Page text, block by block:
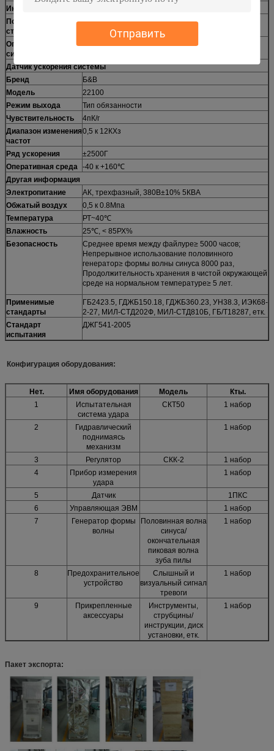
Отправить
Интерфейс связи
Поддерживающий
стандарт
ИСО, УН38.3, МИЛ-СТД-810, определяемое
пользователем
Операционная
система
Виндовс 10
Датчик ускорения системы
Бренд
Б&В
Модель
22100
Режим выхода
Тип обязанности
Чувствительность
4пК/г
Диапазон изменения
частот
0,5 к 12КХз
Ряд ускорения
±2500Г
Оперативная среда -40 к +160℃
Другая информация
Электропитание
АК, трехфазный, 380В±10% 5КВА
Обжатый воздух
0,5 к 0.8Мпа
Температура
РТ~40℃
Влажность
25℃, < 85РХ%
Безопасность
Среднее время между файлуре≥ 5000 часов;
Непрерывное использование половинного
генератор≥ формы волны синуса 8000 раз,
Продолжительность хранения в чистой окружающей
среде на нормальном температуре≥ 5 лет.
Применимые
стандарты
ГБ2423.5, ГДЖБ150.18, ГДЖБ360.23, УН38.3, ИЭК68-
2-27, МИЛ-СТД202Ф, МИЛ-СТД810Б, ГБ/Т18287, етк.
Стандарт
испытания
ДЖГ541-2005
Конфигурация оборудования:
Нет. Имя оборудования Модель
Кты.
1
Испытательная
система удара
СКТ50 1 набор
2
Гидравлический
поднимаясь
механизм
1 набор
3 Регулятор СКК-2
1 набор
4
Прибор измерения
удара
1 набор
5 Датчик
1ПКС
6
Управляющая ЭВМ
1 набор
7
Генератор формы
волны
Половинная волна
синуса/
окончательная
пиковая волна
зуба пилы
1 набор
8
Предохранительное
устройство
Слышный и
визуальный сигнал
тревоги
1 набор
9
Прикрепленные
аксессуары
Инструменты,
струбцины/
инструкции, диск
установки, етк.
1 набор
Пакет экспорта: